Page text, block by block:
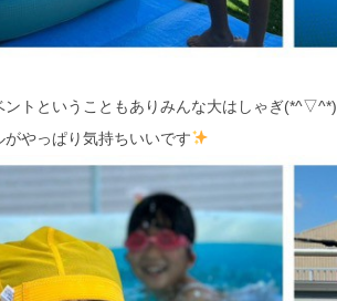
ントということもありみんな大はしゃぎ(*^▽^*)
やっぱり気持ちいいです